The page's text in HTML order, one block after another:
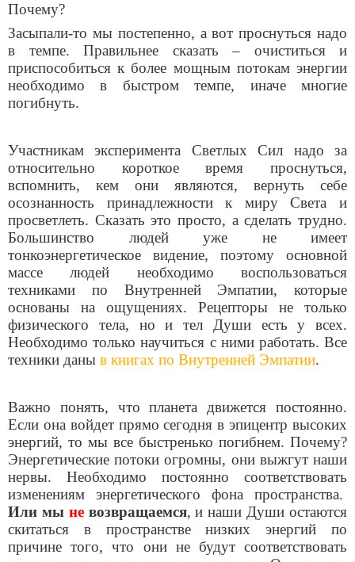
Почему?
Засыпали-то мы постепенно, а вот проснуться надо
в темпе. Правильнее сказать – очиститься и
приспособиться к более мощным потокам энергии
необходимо в быстром темпе, иначе многие
погибнуть.
Участникам эксперимента Светлых Сил надо за
относительно короткое время проснуться,
вспомнить, кем они являются, вернуть себе
осознанность принадлежности к миру Света и
просветлеть. Сказать это просто, а сделать трудно.
Большинство людей уже не имеет
тонкоэнергетическое видение, поэтому основной
массе людей необходимо воспользоваться
техниками по Внутренней Эмпатии, которые
основаны на ощущениях. Рецепторы не только
физического тела, но и тел Души есть у всех.
Необходимо только научиться с ними работать. Все
техники даны в книгах по Внутренней Эмпатии.
Важно понять, что планета движется постоянно.
Если она войдет прямо сегодня в эпицентр высоких
энергий, то мы все быстренько погибнем. Почему?
Энергетические потоки огромны, они выжгут наши
нервы. Необходимо постоянно соответствовать
изменениям энергетического фона пространства.
Или мы не возвращаемся, и наши Души остаются
скитаться в пространстве низких энергий по
причине того, что они не будут соответствовать